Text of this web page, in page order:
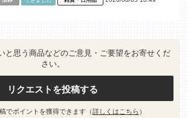
と思う商品などのご意見・ご要望をお寄せくだ
さい。
リクエストを投稿する
でポイントを獲得できます（詳しくはこちら ）